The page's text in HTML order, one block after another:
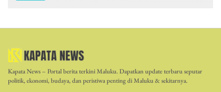
Kapata News – Portal berita terkini Maluku. Dapatkan update terbaru seputar
politik, ekonomi, budaya, dan peristiwa penting di Maluku & sekitarnya.